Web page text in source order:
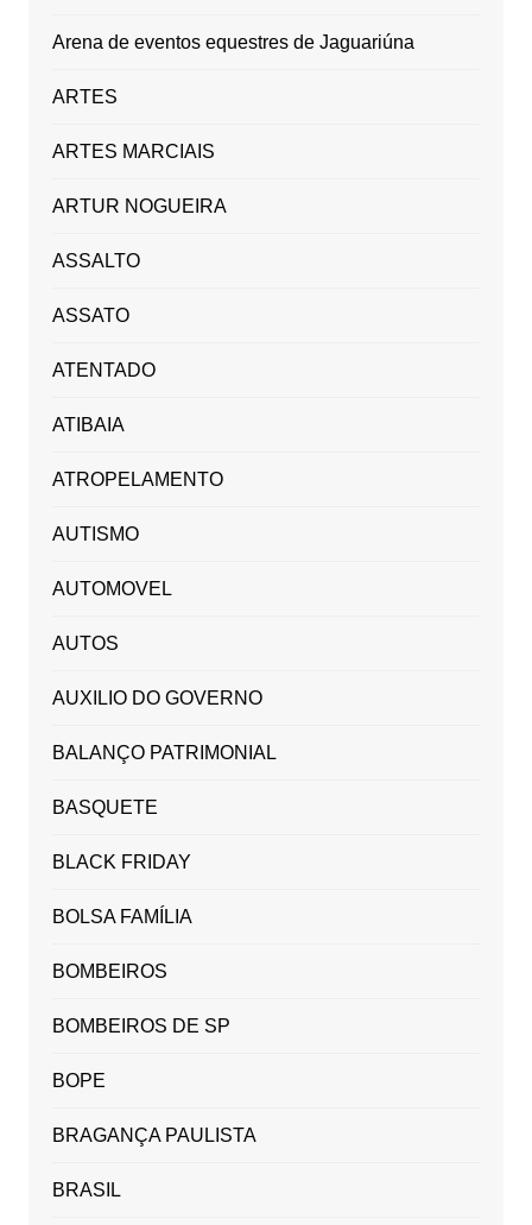
Arena de eventos equestres de Jaguariúna
ARTES
ARTES MARCIAIS
ARTUR NOGUEIRA
ASSALTO
ASSATO
ATENTADO
ATIBAIA
ATROPELAMENTO
AUTISMO
AUTOMOVEL
AUTOS
AUXILIO DO GOVERNO
BALANÇO PATRIMONIAL
BASQUETE
BLACK FRIDAY
BOLSA FAMÍLIA
BOMBEIROS
BOMBEIROS DE SP
BOPE
BRAGANÇA PAULISTA
BRASIL